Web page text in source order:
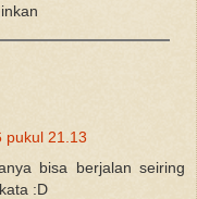
pukul 21.13
bisa berjalan seiring
:D